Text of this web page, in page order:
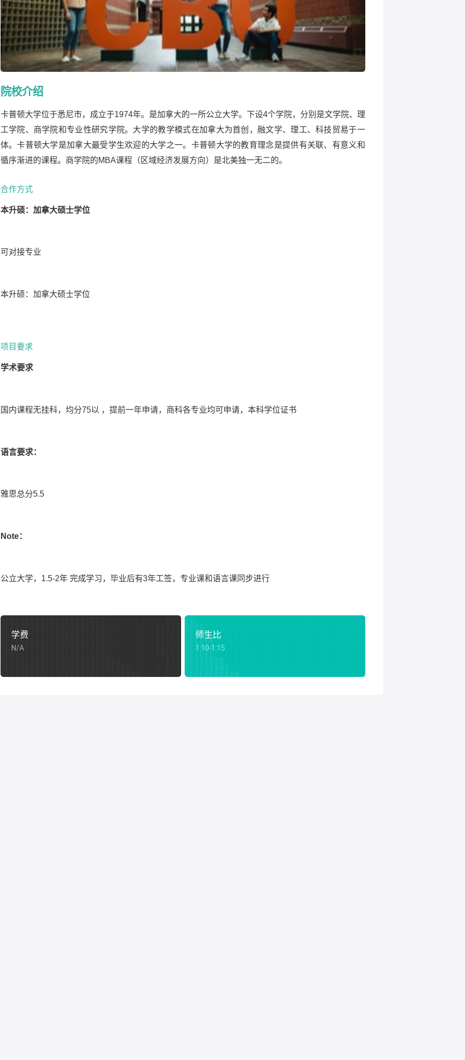
院校介绍
卡普顿大学位于悉尼市，成立于1974年。是加拿大的一所公立大学。下设4个学院，分别是文学院、理
工学院、商学院和专业性研究学院。大学的教学模式在加拿大为首创，融文学、理工、科技贸易于一
体。卡普顿大学是加拿大最受学生欢迎的大学之一。卡普顿大学的教育理念是提供有关联、有意义和
循序渐进的课程。商学院的MBA课程（区域经济发展方向）是北美独一无二的。
合作方式
本升硕：加拿大硕士学位
可对接专业
本升硕：加拿大硕士学位
项目要求
学术要求
国内课程无挂科，均分75以 ，提前一年申请，商科各专业均可申请，本科学位证书
语言要求：
雅思总分5.5
Note：
公立大学， 1.5-2年 完成学习，毕业后有3年工签，专业课和语言课同步进行
学费
N/A
师生比
1:10-1:15